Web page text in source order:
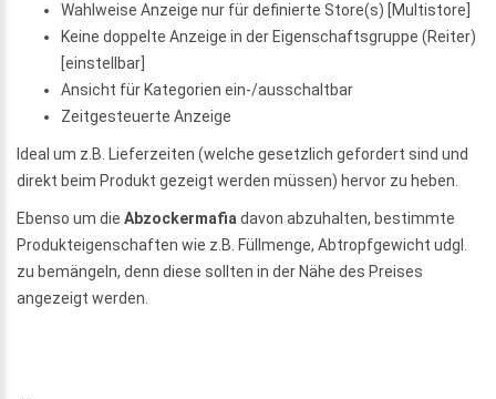
Wahlweise Anzeige nur für definierte Store(s) [Multistore]
Keine doppelte Anzeige in der Eigenschaftsgruppe (Reiter)
[einstellbar]
Ansicht für Kategorien ein-/ausschaltbar
Zeitgesteuerte Anzeige
Ideal um z.B. Lieferzeiten (welche gesetzlich gefordert sind und
direkt beim Produkt gezeigt werden müssen) hervor zu heben.
Ebenso um die Abzockermafia davon abzuhalten, bestimmte
Produkteigenschaften wie z.B. Füllmenge, Abtropfgewicht udgl.
zu bemängeln, denn diese sollten in der Nähe des Preises
angezeigt werden.